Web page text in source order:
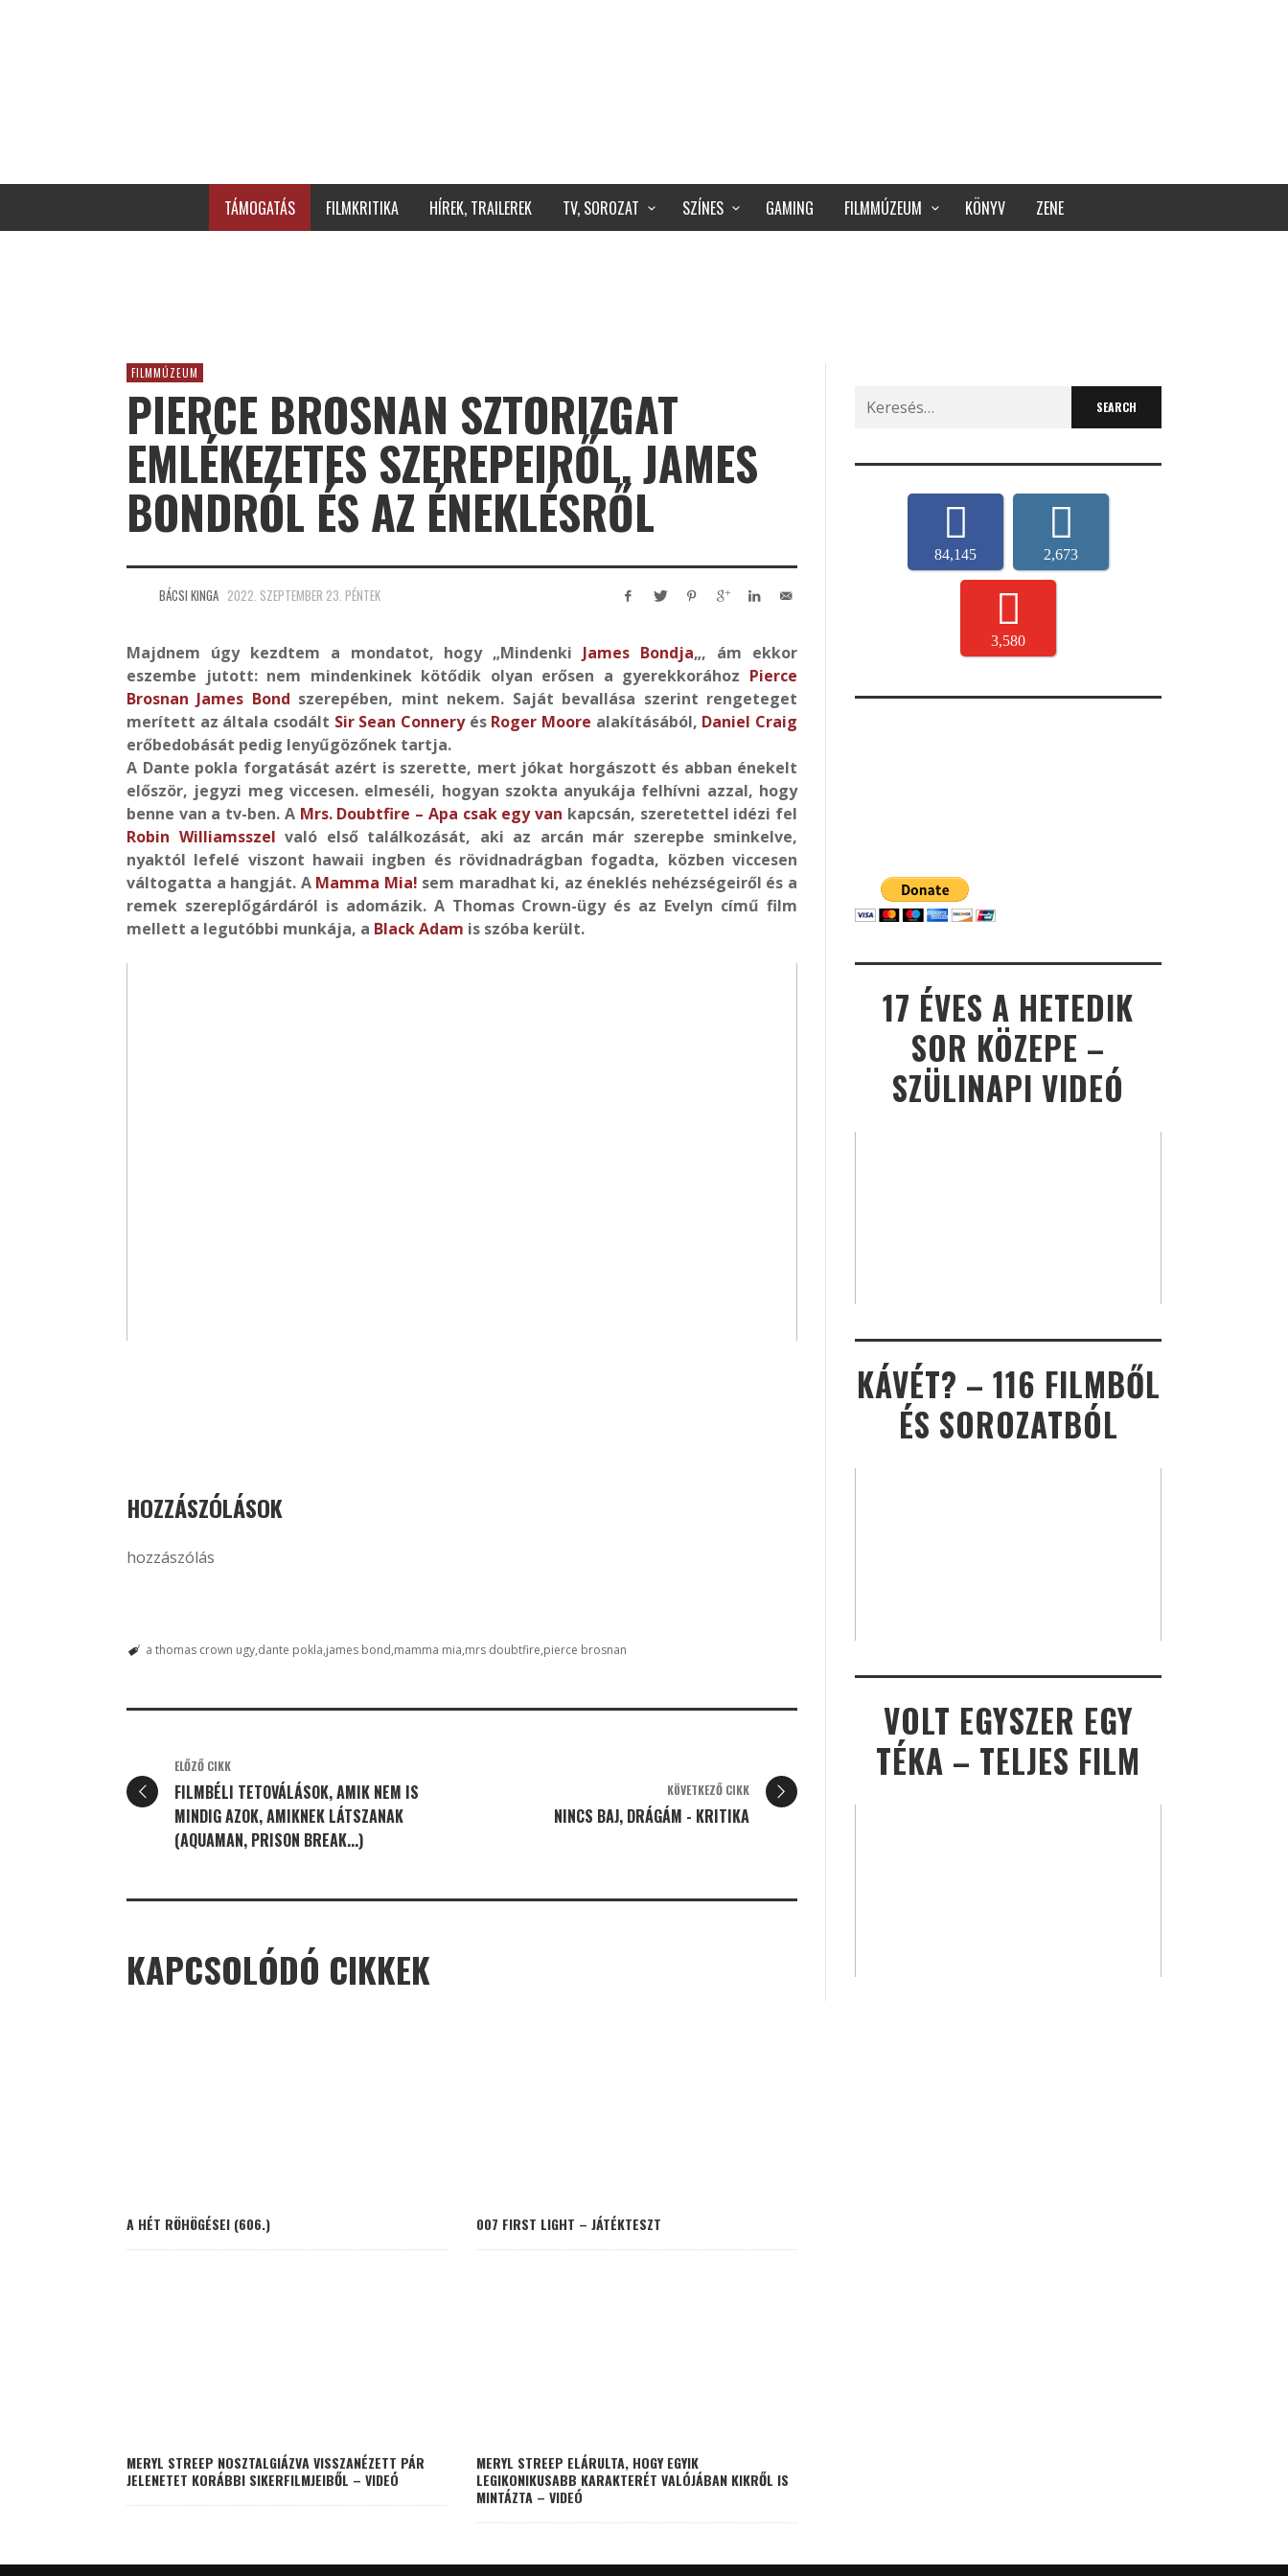
TÁMOGATÁS FILMKRITIKA HÍREK, TRAILEREK TV, SOROZAT SZÍNES GAMING FILMMÚZEUM KÖNYV ZENE
FILMMÚZEUM
PIERCE BROSNAN SZTORIZGAT
EMLÉKEZETES SZEREPEIRŐL, JAMES
BONDRÓL ÉS AZ ÉNEKLÉSRŐL
BÁCSI KINGA 2022. SZEPTEMBER 23. PÉNTEK
Majdnem úgy kezdtem a mondatot, hogy „MindenkiJames Bondja„, ám ekkor
eszembe jutott: nem mindenkinek kötődik olyan erősen a gyerekkorához Pierce
Brosnan James Bond szerepében, mint nekem. Saját bevallása szerint rengeteget
merített az általa csodált Sir Sean Conneryés Roger Moore alakításából, Daniel Craig
erőbedobását pedig lenyűgözőnek tartja.
A Dante pokla forgatását azért is szerette, mert jókat horgászott és abban énekelt
először, jegyzi meg viccesen. elmeséli, hogyan szokta anyukája felhívni azzal, hogy
benne van a tv-ben. AMrs. Doubtfire – Apa csak egy van kapcsán, szeretettel idézi fel
Robin Williamsszel való első találkozását, aki az arcán már szerepbe sminkelve,
nyaktól lefelé viszont hawaii ingben és rövidnadrágban fogadta, közben viccesen
váltogatta a hangját. A Mamma Mia! sem maradhat ki, az éneklés nehézségeiről és a
remek szereplőgárdáról is adomázik. A Thomas Crown-ügy és az Evelyn című film
mellett a legutóbbi munkája, a Black Adam is szóba került.
HOZZÁSZÓLÁSOK
hozzászólás
a thomas crown ugy dante pokla james bond mamma mia mrs doubtfire pierce brosnan
ELŐZŐ CIKK
FILMBÉLI TETOVÁLÁSOK, AMIK NEM IS
MINDIG AZOK, AMIKNEK LÁTSZANAK
(AQUAMAN, PRISON BREAK...)
KÖVETKEZŐ CIKK
NINCS BAJ, DRÁGÁM - KRITIKA
KAPCSOLÓDÓ CIKKEK
A HÉT RÖHÖGÉSEI (606.) 007 FIRST LIGHT – JÁTÉKTESZT
MERYL STREEP NOSZTALGIÁZVA VISSZANÉZETT PÁR
JELENETET KORÁBBI SIKERFILMJEIBŐL – VIDEÓ
MERYL STREEP ELÁRULTA, HOGY EGYIK
LEGIKONIKUSABB KARAKTERÉT VALÓJÁBAN KIKRŐL IS
MINTÁZTA – VIDEÓ
Search
for:
84,145 2,673
3,580
17 ÉVES A HETEDIK
SOR KÖZEPE –
SZÜLINAPI VIDEÓ
KÁVÉT? – 116 FILMBŐL
ÉS SOROZATBÓL
VOLT EGYSZER EGY
TÉKA – TELJES FILM